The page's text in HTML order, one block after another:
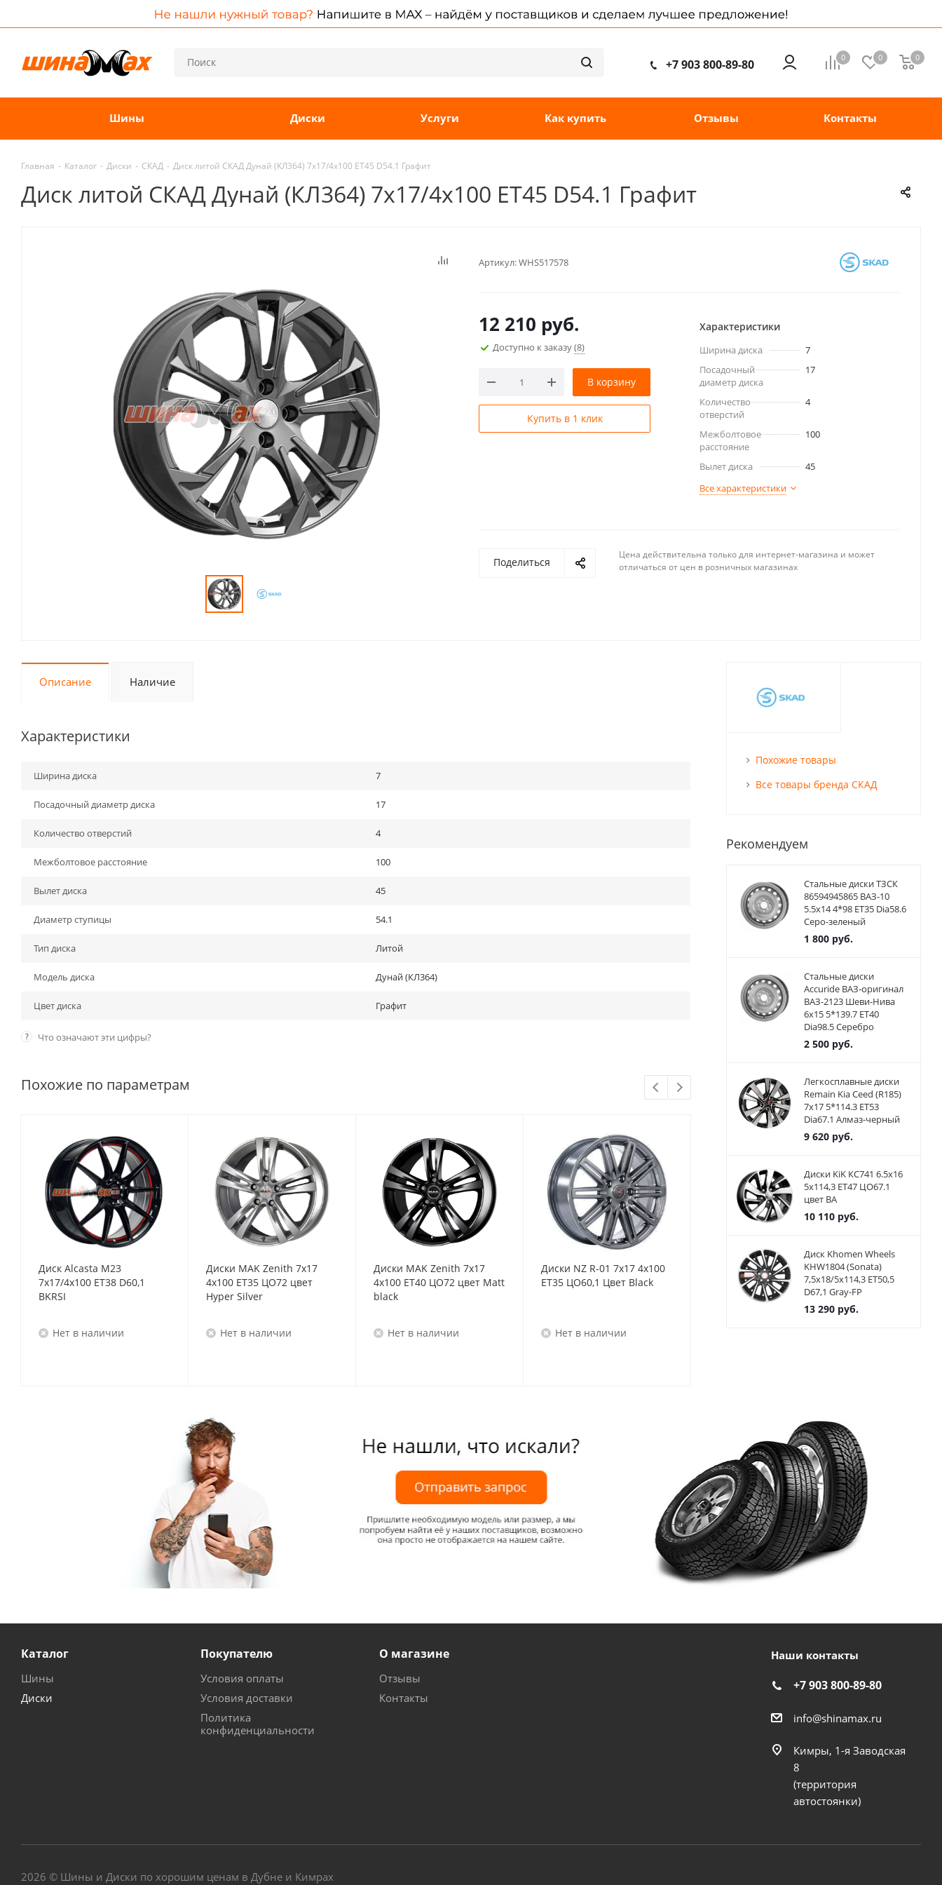
0 0 0
+7 903 800-89-80
Шины Диски Услуги Как купить Отзывы Контакты
Главная - Каталог - Диски - СКАД - Диск литой СКАД Дунай (КЛ364) 7x17/4x100 ET45 D54.1 Графит
Диск литой СКАД Дунай (КЛ364) 7x17/4x100 ET45 D54.1 Графит
Артикул:WHS517578
12 210 руб.
Доступно к заказу(8)
В корзину
Купить в 1 клик
Характеристики
Ширина диска
7
Посадочный
диаметр диска
17
Количество
отверстий
4
Межболтовое
расстояние
100
Вылет диска
45
Все характеристики
Поделиться
Цена действительна только для интернет-магазина и может
отличаться от цен в розничных магазинах
Описание Наличие
Характеристики
Ширина диска 7
Посадочный диаметр диска 17
Количество отверстий 4
Межболтовое расстояние 100
Вылет диска 45
Диаметр ступицы 54.1
Тип диска Литой
Модель диска Дунай (КЛ364)
Цвет диска Графит
? Что означают эти цифры?
Похожие по параметрам
Диск Alcasta M23
7x17/4x100 ET38 D60,1
BKRSI
Нет в наличии
Диски MAK Zenith 7x17
4x100 ET35 ЦО72 цвет
Hyper Silver
Нет в наличии
Диски MAK Zenith 7x17
4x100 ET40 ЦО72 цвет Matt
black
Нет в наличии
Диски NZ R-01 7x17 4x100
ET35 ЦО60,1 Цвет Black
Нет в наличии
Диски NZ R-01 7x17 4x100
ET35 ЦО60,1 Цвет Graphite
Диски NZ R-
ET35 ЦО60,1
Похожие товары
Все товары бренда СКАД
Рекомендуем
Стальные диски ТЗСК
86594945865 ВАЗ-10
5.5x14 4*98 ET35 Dia58.6
Серо-зеленый
1 800руб.
Стальные диски
Accuride ВАЗ-оригинал
ВАЗ-2123 Шеви-Нива
6x15 5*139.7 ET40
Dia98.5 Серебро
2 500руб.
Легкосплавные диски
Remain Kia Ceed (R185)
7x17 5*114.3 ET53
Dia67.1 Алмаз-черный
9 620руб.
Диски KiK КС741 6.5x16
5x114,3 ET47 ЦО67.1
цвет BA
10 110руб.
Диск Khomen Wheels
KHW1804 (Sonata)
7,5x18/5x114,3 ET50,5
D67,1 Gray-FP
13 290руб.
Каталог
Шины
Диски
Покупателю
Условия оплаты
Условия доставки
Политика
конфиденциальности
О магазине
Отзывы
Контакты
Наши контакты
+7 903 800-89-80
info@shinamax.ru
Кимры, 1-я Заводская
8
(территория
автостоянки)
2026 © Шины и Диски по хорошим ценам в Дубне и Кимрах